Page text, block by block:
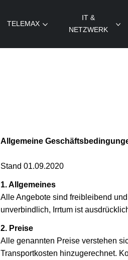
TELEMAX
IT &
NETZWERK
Allgemeine
Stand 01.09.2020
1. Allgemeines
Alle Angebote sind freibleibend
unverbindlich, Irrtum ist
2. Preise
Alle genannten Preise verstehen
Transportkosten hinzugerechnet.